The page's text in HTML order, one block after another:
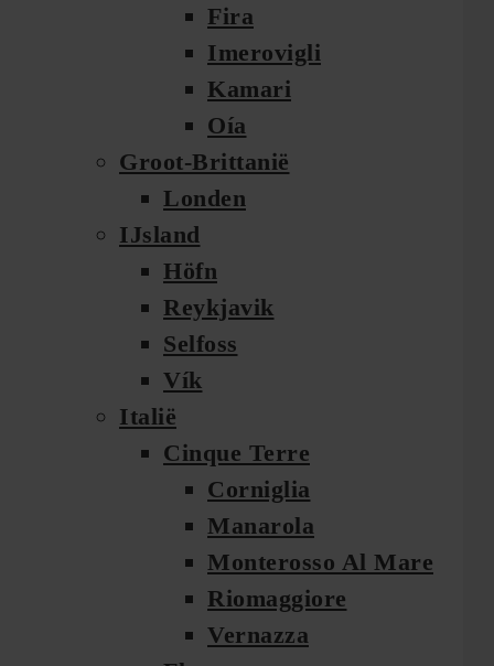
Fira
Imerovigli
Kamari
Oía
Groot-Brittanië
Londen
IJsland
Höfn
Reykjavik
Selfoss
Vík
Italië
Cinque Terre
Corniglia
Manarola
Monterosso Al Mare
Riomaggiore
Vernazza